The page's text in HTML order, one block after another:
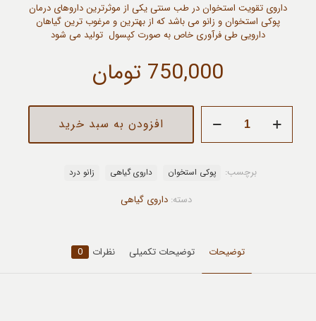
داروی تقویت استخوان در طب سنتی یکی از موثرترین داروهای درمان
پوکی استخوان و زانو می باشد که از بهترین و مرغوب ترین گیاهان
دارویی طی فرآوری خاص به صورت کپسول تولید می شود
750,000 تومان
استخوان
عدد
افزودن به سبد خرید
دسته: داروی گیاهی
برچسب: پوکی استخوان داروی گیاهی زانو درد
توضیحات توضیحات تکمیلی نظرات 0